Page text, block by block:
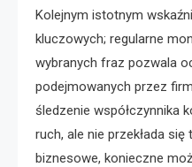
Kolejnym istotnym
kluczowych; regularne
wybranych fraz pozwala
podejmowanych przez
śledzenie współczynnika
ruch, ale nie przekłada
biznesowe, konieczne